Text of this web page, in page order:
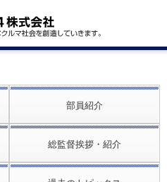
部員紹介
総監督挨拶・紹介